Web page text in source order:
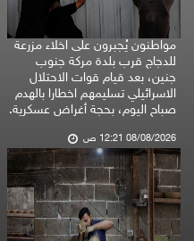
مواطنون يُجبرون على اخلاء مزرعة
للدجاج قرب بلدة مركة جنوب
جنين، بعد قيام قوات الاحتلال
الاسرائيلي تسليمهم اخطارا بالهدم
صباح اليوم، بحجة أغراض عسكرية.
08/08/2026 12:21 ص